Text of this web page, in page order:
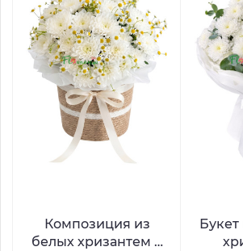
Композиция из
белых хризантем и